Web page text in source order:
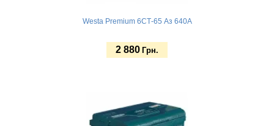
Westa Premium 6СТ-65 Аз 640A
2 880 Грн.